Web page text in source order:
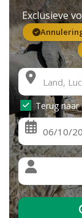
Exclusieve
Terug naar